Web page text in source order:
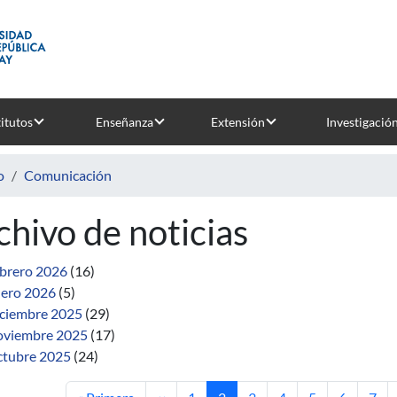
Enseñanza Extensión Investigación
Comunicación
de noticias
2026 (16)
2026 (5)
2025 (29)
2025 (17)
2025 (24)